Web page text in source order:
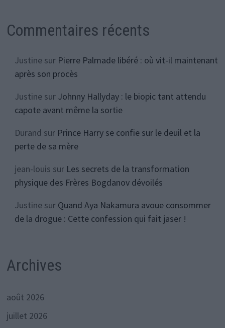
Commentaires récents
Justinesur Pierre Palmade libéré : où vit-il maintenant
après son procès
Justinesur Johnny Hallyday : le biopic tant attendu
capote avant même la sortie
Durand sur Prince Harry se confie sur le deuil et la
perte de sa mère
jean-louis sur Les secrets de la transformation
physique des Frères Bogdanov dévoilés
Justinesur Quand Aya Nakamura avoue consommer
de la drogue : Cette confession qui fait jaser !
Archives
août 2026
juillet 2026